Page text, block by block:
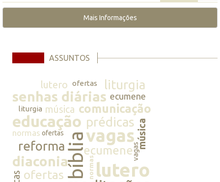
Mais Informações
ASSUNTOS
lutero ofertas liturgia
senhas diárias ecumene
liturgia música comunicação
educação prédicasmúsica
normas ofertasbíbliavagas
reforma
diaconia
ecumenevagas
ofertas normaslutero